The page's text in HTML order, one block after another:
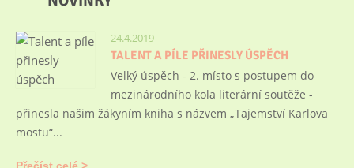
24.4.2019
TALENT A PÍLE PŘINESLY ÚSPĚCH
Velký úspěch - 2. místo s postupem do
mezinárodního kola literární soutěže -
přinesla našim žákyním kniha s názvem „Tajemství Karlova
mostu“...